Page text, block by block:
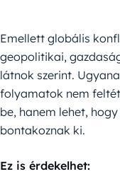
Emellett globális
geopolitikai,
látnok szerint.
folyamatok nem
be, hanem lehet,
bontakoznak ki.
Ez is érdekelhet: